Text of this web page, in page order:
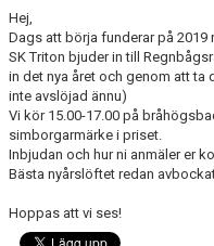
Hej,
Dags att börja funderar på 2019
SK Triton bjuder in till
in det nya året och genom att ta
inte avslöjad ännu)
Vi kör 15.00-17.00 på
simborgarmärke i priset.
Inbjudan och hur ni anmäler er
Bästa nyårslöftet redan
Hoppas att vi ses!